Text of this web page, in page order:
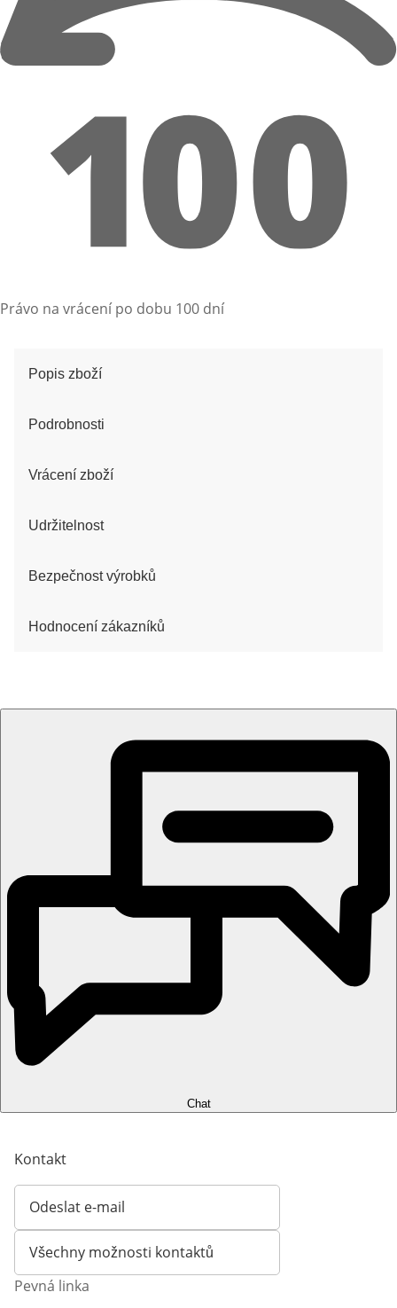
Právo na vrácení po dobu 100 dní
Popis zboží
Podrobnosti
Vrácení zboží
Udržitelnost
Bezpečnost výrobků
Hodnocení zákazníků
Chat
Kontakt
Odeslat e-mail
Otevírá e-mailového klienta
Všechny možnosti kontaktů
Pevná linka